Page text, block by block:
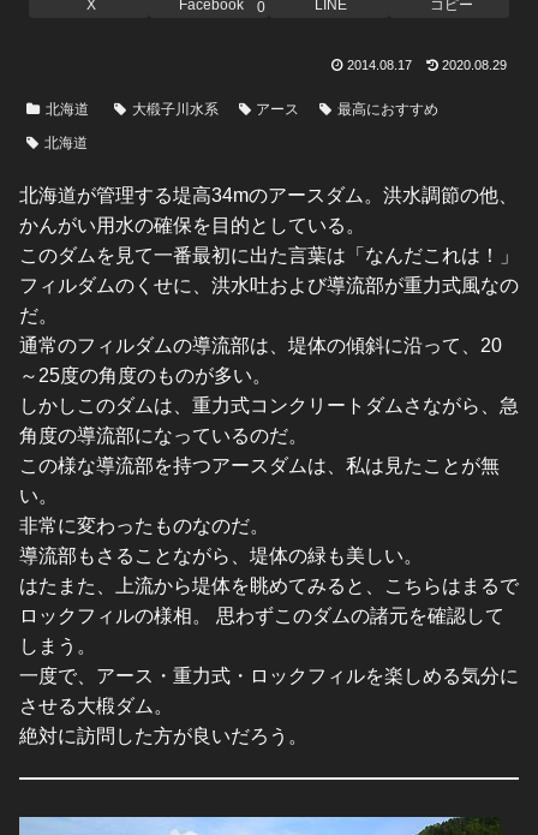
X Facebook 0 LINE コピー
2014.08.17 2020.08.29
北海道 大椴子川水系 アース
最高におすすめ
北海道
北海道が管理する堤高34mのアースダム。洪水調節の他、
かんがい用水の確保を目的としている。
このダムを見て一番最初に出た言葉は「なんだこれは！」
フィルダムのくせに、洪水吐および導流部が重力式風なの
だ。
通常のフィルダムの導流部は、堤体の傾斜に沿って、20
～25度の角度のものが多い。
しかしこのダムは、重力式コンクリートダムさながら、急
角度の導流部になっているのだ。
この様な導流部を持つアースダムは、私は見たことが無
い。
非常に変わったものなのだ。
導流部もさることながら、堤体の緑も美しい。
はたまた、上流から堤体を眺めてみると、こちらはまるで
ロックフィルの様相。 思わずこのダムの諸元を確認して
しまう。
一度で、アース・重力式・ロックフィルを楽しめる気分に
させる大椴ダム。
絶対に訪問した方が良いだろう。